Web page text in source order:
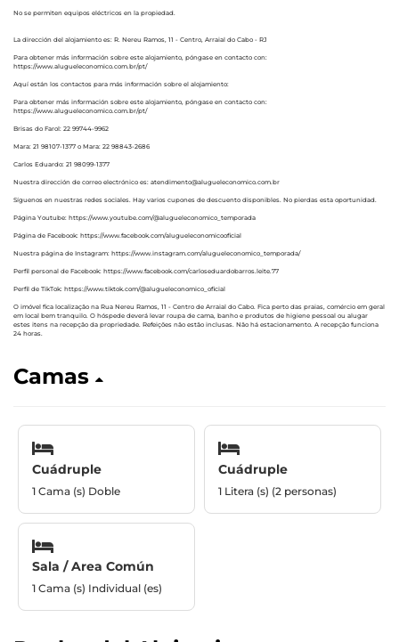
No se permiten equipos eléctricos en la propiedad.
La dirección del alojamiento es: R. Nereu Ramos, 11 - Centro, Arraial do Cabo - RJ
Para obtener más información sobre este alojamiento, póngase en contacto con:
https://www.alugueleconomico.com.br/pt/
Aquí están los contactos para más información sobre el alojamiento:
Para obtener más información sobre este alojamiento, póngase en contacto con:
https://www.alugueleconomico.com.br/pt/
Brisas do Farol: 22 99744-9962
Mara: 21 98107-1377 o Mara: 22 98843-2686
Carlos Eduardo: 21 98099-1377
Nuestra dirección de correo electrónico es: atendimento@alugueleconomico.com.br
Síguenos en nuestras redes sociales. Hay varios cupones de descuento disponibles. No pierdas esta oportunidad.
Página Youtube: https://www.youtube.com/@alugueleconomico_temporada
Página de Facebook: https://www.facebook.com/alugueleconomicooficial
Nuestra página de Instagram: https://www.instagram.com/alugueleconomico_temporada/
Perfil personal de Facebook: https://www.facebook.com/carloseduardobarros.leite.77
Perfil de TikTok: https://www.tiktok.com/@alugueleconomico_oficial
O imóvel fica localização na Rua Nereu Ramos, 11 - Centro de Arraial do Cabo. Fica perto das praias, comércio em geral
em local bem tranquilo. O hóspede deverá levar roupa de cama, banho e produtos de higiene pessoal ou alugar
estes itens na recepção da propriedade. Refeições não estão inclusas. Não há estacionamento. A recepção funciona
24 horas.
Camas
Cuádruple
1 Cama (s) Doble
Cuádruple
1 Litera (s) (2 personas)
Sala / Area Común
1 Cama (s) Individual (es)